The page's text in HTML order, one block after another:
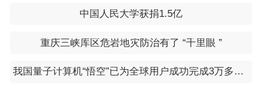
中国人民大学获捐1.5亿
重庆三峡库区危岩地灾防治有了 “千里眼 ”
我国量子计算机“悟空”已为全球用户成功完成3万多个运算任务